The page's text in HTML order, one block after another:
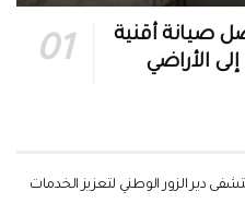
صيانة أقنية
الأراضي
دير الزور الوطني لتعزيز الخدمات